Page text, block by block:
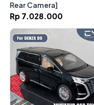
Rear Camera]
Rp 7.028.000